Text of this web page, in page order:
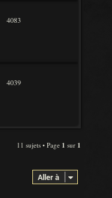
4083
4039
11 sujets • Page 1 sur 1
Aller à